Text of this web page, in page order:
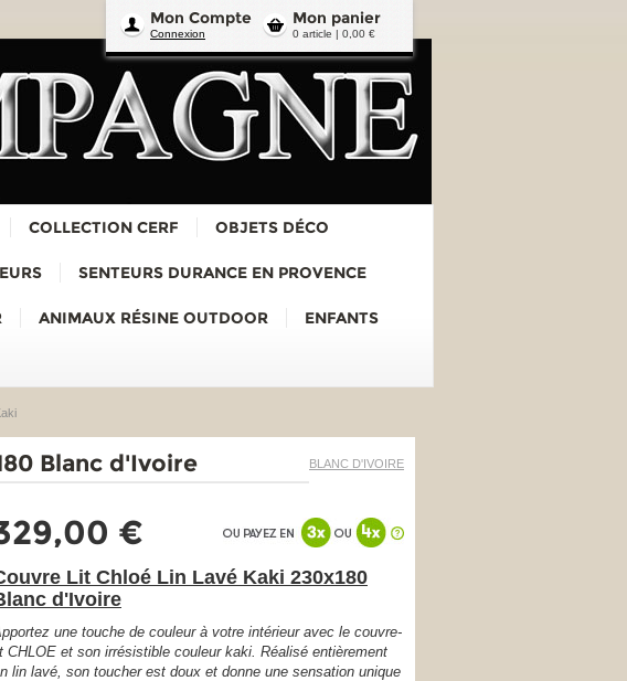
Mon panier
0 article | 0,00 €
Mon Compte
Connexion
COLLECTION CERF OBJETS DÉCO
SENTEURS DURANCE EN PROVENCE
ANIMAUX RÉSINE OUTDOOR ENFANTS
BLANC D'IVOIRE
Blanc d'Ivoire
€
Lit Chloé Lin Lavé Kaki 230x180
d'Ivoire
une touche de couleur à votre intérieur avec le couvre-
CHLOE et son irrésistible couleur kaki. Réalisé entièrement
lin lavé, son toucher est doux et donne une sensation unique